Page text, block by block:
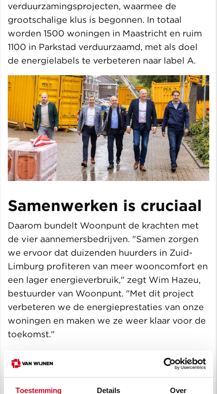
Toestemming Details Over
verduurzamingsprojecten, waarmee de
grootschalige klus is begonnen. In totaal
worden 1500 woningen in Maastricht en ruim
1100 in Parkstad verduurzaamd, met als doel
de energielabels te verbeteren naar label A.
Samenwerken is cruciaal
Daarom bundelt Woonpunt de krachten met
de vier aannemersbedrijven. "Samen zorgen
we ervoor dat duizenden huurders in Zuid-
Limburg profiteren van meer wooncomfort en
een lager energieverbruik," zegt Wim Hazeu,
bestuurder van Woonpunt. "Met dit project
verbeteren we de energieprestaties van onze
woningen en maken we ze weer klaar voor de
toekomst."
Samen Duurzaam Vooruit ligt in
de gezamenlijke aanpak. “Door onze kennis